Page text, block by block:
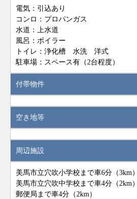
電気：引込あり
コンロ：プロパンガス
水道：上水道
風呂：ボイラー
トイレ：浄化槽 水洗 洋式
駐車場：スペース有（2台程度）
付帯物件
空き地等
周辺施設
美馬市立穴吹小学校まで車6分（3km）
美馬市立穴吹中学校まで車4分（2km）
郵便局まで車4分（2km）